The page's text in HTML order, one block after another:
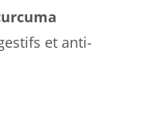
et anti-